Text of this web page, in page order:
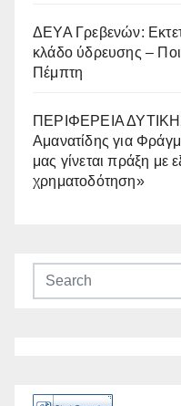
ΔΕΥΑ Γρεβενών:
κλάδο ύδρευσης –
Πέμπτη
ΠΕΡΙΦΕΡΕΙΑ
Αμανατίδης για
μας γίνεται πράξη με
χρηματοδότηση»